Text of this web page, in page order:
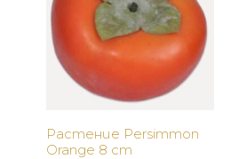
Растение Persimmon
Orange 8 cm